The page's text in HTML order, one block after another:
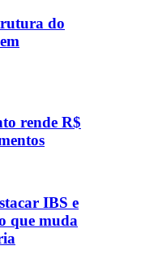
do
rende R$
IBS e
que muda